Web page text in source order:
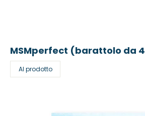
MSMperfect (barattolo da
Al prodotto